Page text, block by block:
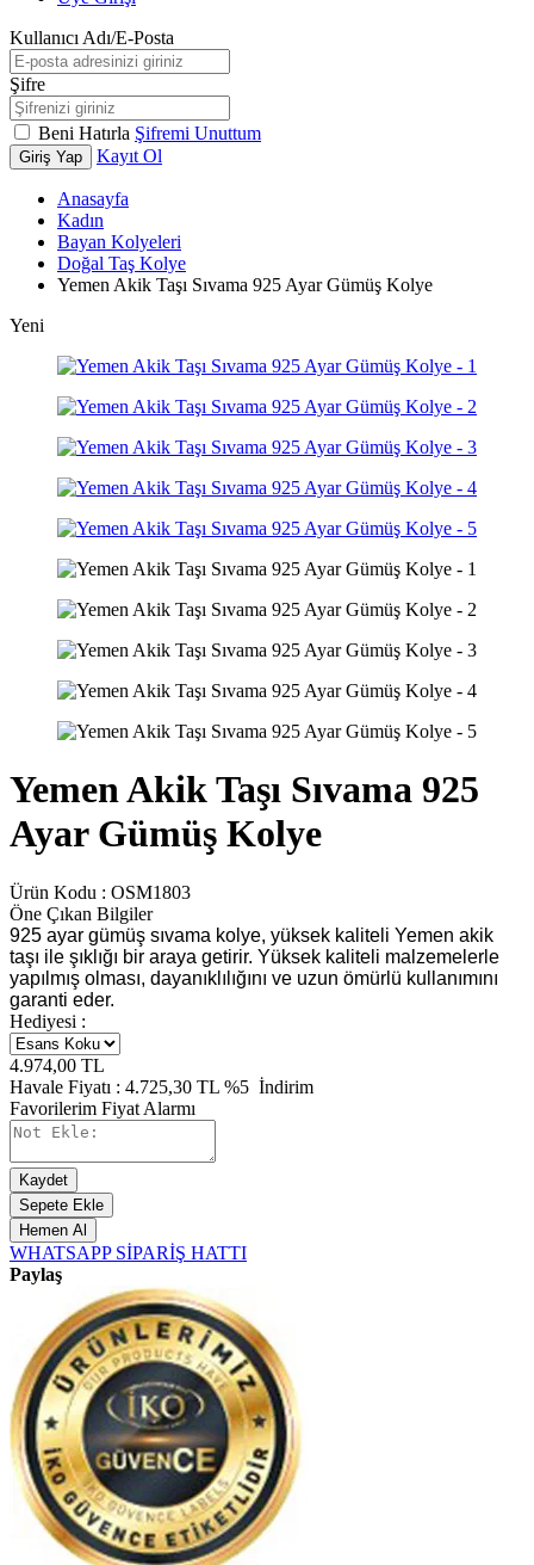
Kullanıcı Adı/E-Posta
Şifre
Beni Hatırla Şifremi Unuttum
Giriş Yap Kayıt Ol
Anasayfa
Kadın
Bayan Kolyeleri
Doğal Taş Kolye
Yemen Akik Taşı Sıvama 925 Ayar Gümüş Kolye
Yeni
Yemen Akik Taşı Sıvama 925
Ayar Gümüş Kolye
Ürün Kodu : OSM1803
Öne Çıkan Bilgiler
925 ayar gümüş sıvama kolye, yüksek kaliteli Yemen akik
taşı ile şıklığı bir araya getirir. Yüksek kaliteli malzemelerle
yapılmış olması, dayanıklılığını ve uzun ömürlü kullanımını
garanti eder.
Hediyesi :
4.974,00 TL
Havale Fiyatı : 4.725,30 TL %5 İndirim
Favorilerim Fiyat Alarmı
Kaydet
Sepete Ekle
Hemen Al
WHATSAPP SİPARİŞ HATTI
Paylaş